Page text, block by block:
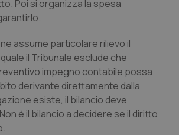
urogenitali
& impianti
Poi si organizza la spesa
assume particolare rilievo il
il Tribunale esclude che
impegno contabile possa
derivante direttamente dalla
esiste, il bilancio deve
è il bilancio a decidere se il diritto